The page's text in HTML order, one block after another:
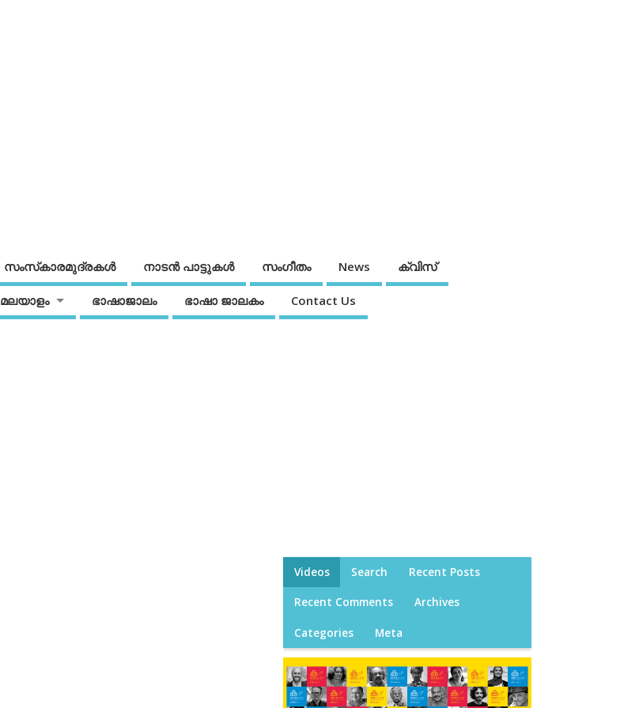
സംസ്‌കാരമുദ്രകള്‍ നാടന്‍ പാട്ടുകള്‍ സംഗീതം News ക്വിസ്
മലയാളം ഭാഷാജാലം ഭാഷാ ജാലകം Contact Us
Videos Search Recent Posts
Recent Comments Archives
Categories Meta